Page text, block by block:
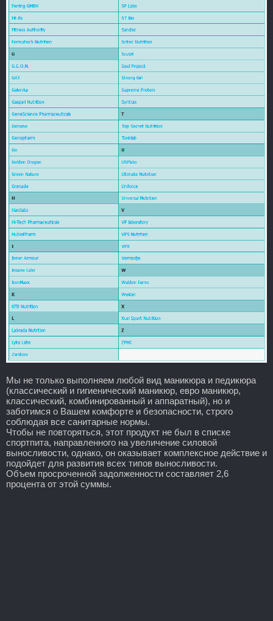
Мы не только выполняем любой вид маникюра и педикюра
(классический и гигиенический маникюр, евро маникюр,
классический, комбинированный и аппаратный), но и
заботимся о Вашем комфорте и безопасности, строго
соблюдая все санитарные нормы.
Чтобы не повторяться, этот продукт не был в списке
спортпита, направленного на увеличение силовой
выносливости, однако, он оказывает комплексное действие и
подойдет для развития всех типов выносливости.
Объем просроченной задолженности составляет 2,6
процента от этой суммы.